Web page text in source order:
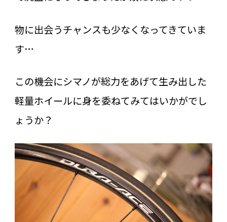
物に出会うチャンスも少なくなってきていま
す…
この機会にシマノが総力をあげて生み出した
軽量ホイールに身を委ねてみてはいかがでし
ょうか？